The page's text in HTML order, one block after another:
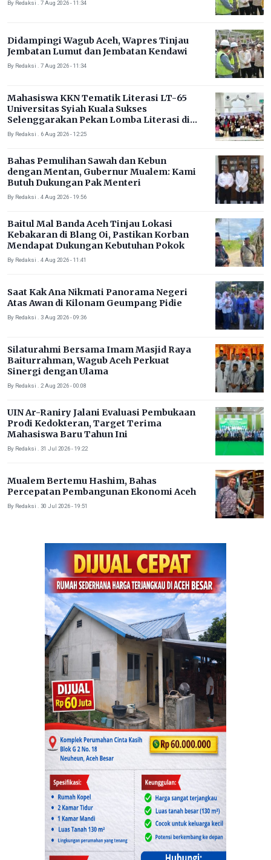
By Redaksi . 7 Aug 2026 - 11:34
Didampingi Wagub Aceh, Wapres Tinjau
Jembatan Lumut dan Jembatan Kendawi
By Redaksi . 7 Aug 2026 - 11:34
Mahasiswa KKN Tematik Literasi LT-65
Universitas Syiah Kuala Sukses
Selenggarakan Pekan Lomba Literasi di
Gampong Rhieng Blang
By Redaksi . 6 Aug 2026 - 12:25
Bahas Pemulihan Sawah dan Kebun
dengan Mentan, Gubernur Mualem: Kami
Butuh Dukungan Pak Menteri
By Redaksi . 4 Aug 2026 - 19:56
Baitul Mal Banda Aceh Tinjau Lokasi
Kebakaran di Blang Oi, Pastikan Korban
Mendapat Dukungan Kebutuhan Pokok
By Redaksi . 4 Aug 2026 - 11:41
Saat Kak Ana Nikmati Panorama Negeri
Atas Awan di Kilonam Geumpang Pidie
By Redaksi . 3 Aug 2026 - 09:36
Silaturahmi Bersama Imam Masjid Raya
Baiturrahman, Wagub Aceh Perkuat
Sinergi dengan Ulama
By Redaksi . 2 Aug 2026 - 00:08
UIN Ar-Raniry Jalani Evaluasi Pembukaan
Prodi Kedokteran, Target Terima
Mahasiswa Baru Tahun Ini
By Redaksi . 31 Jul 2026 - 19:22
Mualem Bertemu Hashim, Bahas
Percepatan Pembangunan Ekonomi Aceh
By Redaksi . 30 Jul 2026 - 19:51